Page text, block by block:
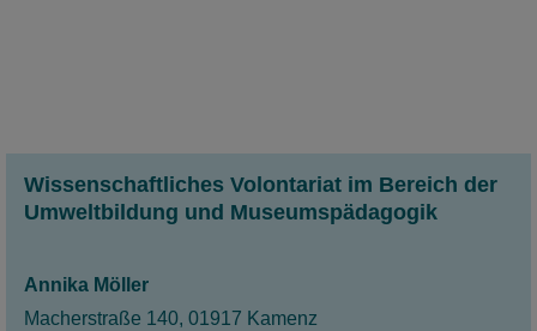
Wissenschaftliches Volontariat im Bereich der
Umweltbildung und Museumspädagogik
Annika Möller
Macherstraße 140, 01917 Kamenz